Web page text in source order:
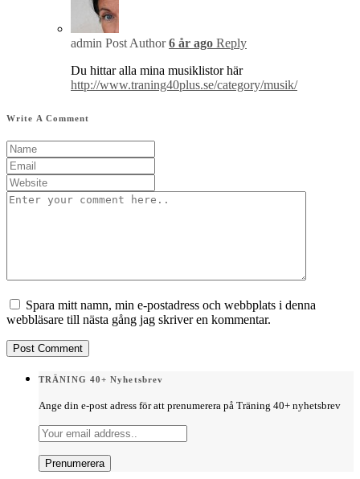
admin Post Author 6 år ago Reply
Du hittar alla mina musiklistor här
http://www.traning40plus.se/category/musik/
Write A Comment
Spara mitt namn, min e-postadress och webbplats i denna
webbläsare till nästa gång jag skriver en kommentar.
TRÄNING 40+ Nyhetsbrev
Ange din e-post adress för att prenumerera på Träning 40+ nyhetsbrev